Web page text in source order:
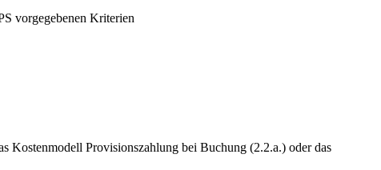
vorgegebenen Kriterien
Kostenmodell Provisionszahlung bei Buchung (2.2.a.) oder das